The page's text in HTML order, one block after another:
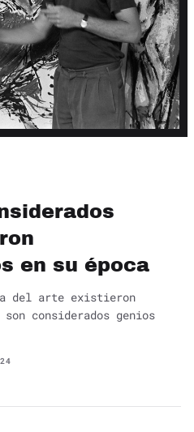
en su época
del arte existieron
considerados genios